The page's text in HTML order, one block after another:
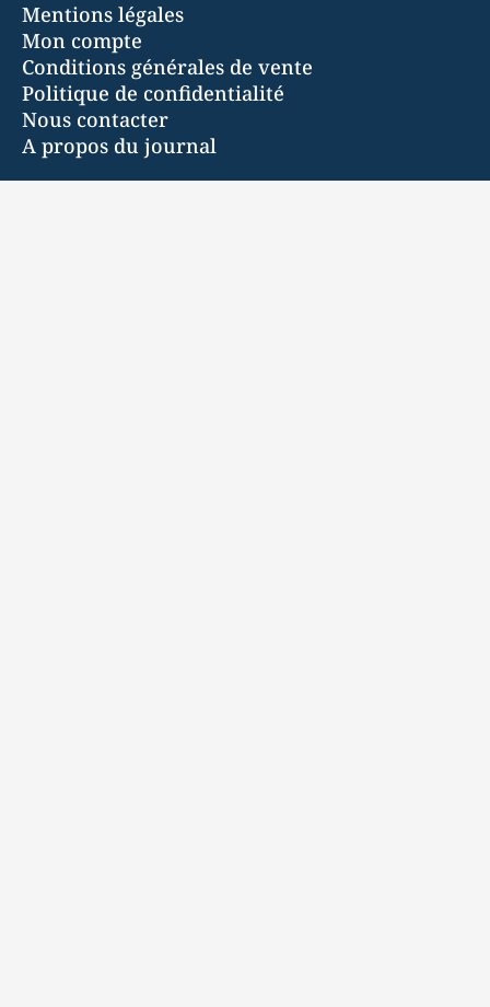
Mentions légales
Mon compte
Conditions générales de vente
Politique de confidentialité
Nous contacter
A propos du journal